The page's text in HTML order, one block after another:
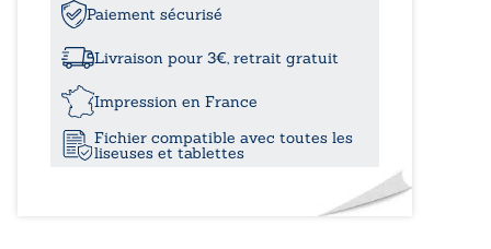
Un
Dieu,
un
une
liberté
Paiement sécurisé
Livraison pour 3€, retrait gratuit
Impression en France
Fichier compatible avec toutes les
liseuses et tablettes